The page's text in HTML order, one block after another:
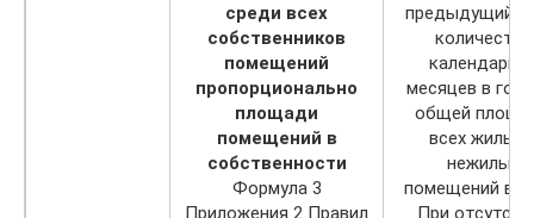
среди всех
собственников
помещений
пропорционально
площади
помещений в
собственности
Формула 3
Приложения 2 Правил
предыдущий
количеству
месяцев в
общей
всех жилых
нежилых
помещений в
При